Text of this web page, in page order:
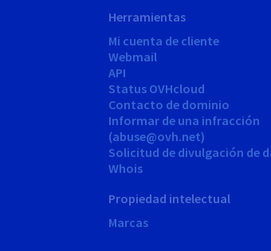
Herramientas
Mi cuenta de cliente
Webmail
API
Status OVHcloud
Contacto de dominio
Informar de una infracción
(abuse@ovh.net)
Solicitud de divulgación de
Whois
Propiedad intelectual
Marcas